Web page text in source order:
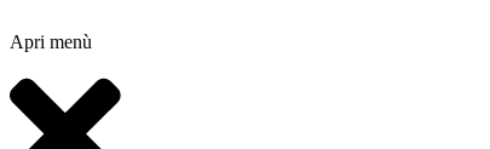
Apri menù